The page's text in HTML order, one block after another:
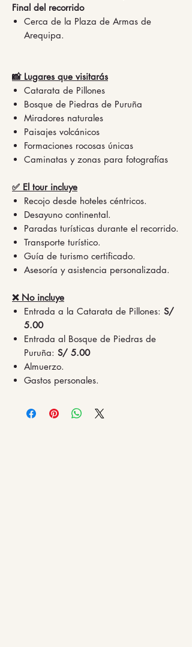
Final del recorrido
Cerca de la Plaza de Armas de
Arequipa.
📸 Lugares que visitarás
Catarata de Pillones
Bosque de Piedras de Puruña
Miradores naturales
Paisajes volcánicos
Formaciones rocosas únicas
Caminatas y zonas para fotografías
✅ El tour incluye
Recojo desde hoteles céntricos.
Desayuno continental.
Paradas turísticas durante el recorrido.
Transporte turístico.
Guía de turismo certificado.
Asesoría y asistencia personalizada.
❌ No incluye
Entrada a la Catarata de Pillones: S/
5.00
Entrada al Bosque de Piedras de
Puruña: S/ 5.00
Almuerzo.
Gastos personales.